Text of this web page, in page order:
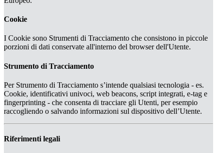
Cookie
I Cookie sono Strumenti di Tracciamento che consistono in piccole
porzioni di dati conservate all'interno del browser dell'Utente.
Strumento di Tracciamento
Per Strumento di Tracciamento s’intende qualsiasi tecnologia - es.
Cookie, identificativi univoci, web beacons, script integrati, e-tag e
fingerprinting - che consenta di tracciare gli Utenti, per esempio
raccogliendo o salvando informazioni sul dispositivo dell’Utente.
Riferimenti legali